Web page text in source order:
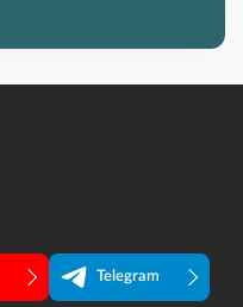
Telegram